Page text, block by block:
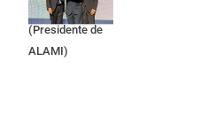
Cristian Mazza
(Presidente de
ALAMI)